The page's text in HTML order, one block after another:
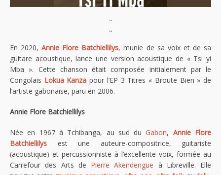
"
"
En 2020,Annie Flore Batchiellilys, munie de sa voix et de sa
guitare acoustique, lance une version acoustique de « Tsi yi
Mba ». Cette chanson était composée initialement par le
Congolais Lokua Kanza pour l’EP 3 Titres « Broute Bien » de
l’artiste gabonaise, paru en 2006.
Annie Flore Batchiellilys
Née en 1967 à Tchibanga, au sud duGabon, Annie Flore
Batchiellilys est une auteure-compositrice, guitariste
(acoustique) et percussionniste à l’excellente voix, formée au
Carrefour des Arts de Pierre Akendengue à Libreville. Elle